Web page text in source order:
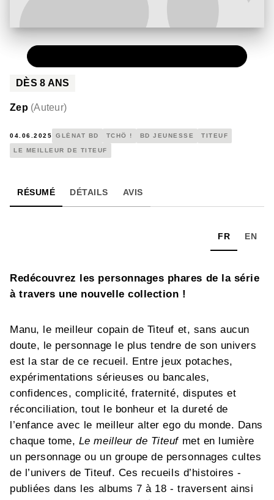
DÈS8 ANS
Zep (Auteur)
04.06.2025 GLÉNAT BD TCHÔ ! BD JEUNESSE TITEUF
LE MEILLEUR DE TITEUF
RÉSUMÉ DÉTAILS AVIS
FR EN
Redécouvrez les personnages phares de la série
à travers une nouvelle collection !
Manu, le meilleur copain de Titeuf et, sans aucun
doute, le personnage le plus tendre de son univers
est la star de ce recueil. Entre jeux potaches,
expérimentations sérieuses ou bancales,
confidences, complicité, fraternité, disputes et
réconciliation, tout le bonheur et la dureté de
l’enfance avec le meilleur alter ego du monde. Dans
chaque tome, Le meilleur de Titeuf met en lumière
un personnage ou un groupe de personnages cultes
de l’univers de Titeuf. Ces recueils d’histoires -
publiées dans les albums 7 à 18 - traversent ainsi